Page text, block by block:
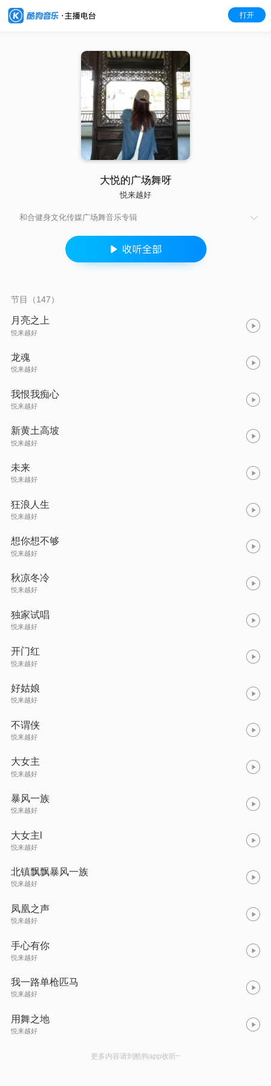
打开
大悦的广场舞呀
悦来越好
和合健身文化传媒广场舞音乐专辑
节目（147）
月亮之上
悦来越好
龙魂
悦来越好
我恨我痴心
悦来越好
新黄土高坡
悦来越好
未来
悦来越好
狂浪人生
悦来越好
想你想不够
悦来越好
秋凉冬冷
悦来越好
独家试唱
悦来越好
开门红
悦来越好
好姑娘
悦来越好
不谓侠
悦来越好
大女主
悦来越好
暴风一族
悦来越好
大女主l
悦来越好
北镇飘飘暴风一族
悦来越好
凤凰之声
悦来越好
手心有你
悦来越好
我一路单枪匹马
悦来越好
用舞之地
悦来越好
更多内容请到酷狗app收听~